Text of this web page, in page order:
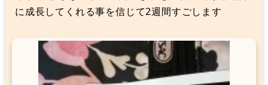
に成長してくれる事を信じて2週間すごします